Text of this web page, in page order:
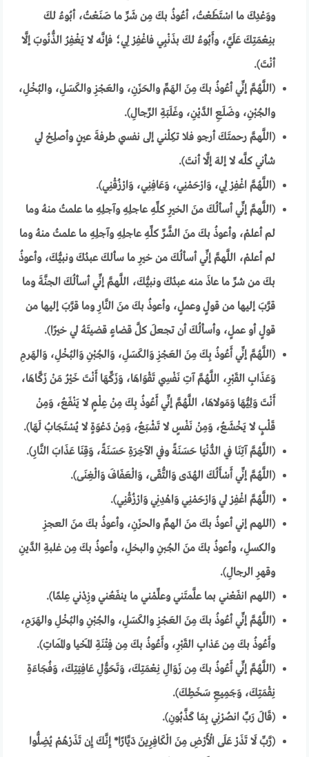
ووَعْدِكَ ما اسْتَطَعْتُ، أعُوذُ بكَ مِن شَرِّ ما صَنَعْتُ، أبُوءُ لكَ
بنِعْمَتِكَ عَلَيَّ، وأَبُوءُ لكَ بذَنْبِي فاغْفِرْ لِي؛ فإنَّه لا يَغْفِرُ الذُّنُوبَ إلَّا
أنْتَ).
(اللَّهُمَّ إنِّي أعُوذُ بكَ مِنَ الهَمِّ والحَزَنِ، والعَجْزِ والكَسَلِ، والبُخْلِ،
والجُبْنِ، وضَلَعِ الدَّيْنِ، وغَلَبَةِ الرِّجالِ).
(اللَّهمَّ رحمتَكَ أرجو فلا تكِلْني إلى نفسي طرفةَ عينٍ وأصلِحْ لي
شأني كلَّه لا إلهَ إلَّا أنتَ).
(اللَّهُمَّ اغْفِرْ لِي، وَارْحَمْنِي، وَعَافِنِي، وَارْزُقْنِي).
(اللَّهمَّ إنِّي أسألُكَ منَ الخيرِ كلِّهِ عاجلِهِ وآجلِهِ ما علمتُ منهُ وما
لم أعلمْ، وأعوذُ بكَ منَ الشَّرِّ كلِّهِ عاجلِهِ وآجلِهِ ما علمتُ منهُ وما
لم أعلمْ، اللَّهمَّ إنِّي أسألُكَ من خيرِ ما سألكَ عبدُكَ ونبيُّكَ، وأعوذُ
بكَ من شرِّ ما عاذَ منه عبدُكَ ونبيُّكَ، اللَّهمَّ إنِّي أسألُكَ الجنَّةَ وما
قرَّبَ إليها من قولٍ وعملٍ، وأعوذُ بكَ منَ النَّارِ وما قرَّبَ إليها من
قولٍ أو عملٍ، وأسألُكَ أن تجعلَ كلَّ قضاءٍ قضيتَهُ لي خيرًا).
(اللَّهُمَّ إنِّي أَعُوذُ بِكَ مِنَ العَجْزِ وَالكَسَلِ، وَالجُبْنِ وَالبُخْلِ، وَالهَرمِ
وَعَذَابِ القَبْرِ، اللَّهُمَّ آتِ نَفْسِي تَقْوَاهَا، وَزَكِّهَا أَنْتَ خَيْرُ مَنْ زَكَّاهَا،
أَنْتَ وَلِيُّهَا وَمَولاهَا، اللَّهُمَّ إنِّي أَعُوذُ بِكَ مِنْ عِلْمٍ لا يَنْفَعُ، وَمِنْ
قَلْبٍ لا يَخْشَعُ، وَمِنْ نَفْسٍ لا تَشْبَعُ، وَمِنْ دَعْوَةٍ لا يُسْتَجَابُ لَهَا).
(اللَّهُمَّ آتِنَا في الدُّنْيَا حَسَنَةً وفي الآخِرَةِ حَسَنَةً، وَقِنَا عَذَابَ النَّارِ).
(اللَّهُمَّ إنِّي أَسْأَلُكَ الهُدَى وَالتُّقَى، وَالْعَفَافَ وَالْغِنَى).
(اللَّهُمَّ اغْفِرْ لي وَارْحَمْنِي وَاهْدِنِي وَارْزُقْنِي).
(اللهم إني أعوذُ بكَ منَ الهمِّ والحزَنِ، وأعوذُ بكَ منَ العجزِ
والكسلِ، وأعوذُ بكَ منَ الجُبنِ والبخلِ، وأعوذُ بكَ مِن غلبةِ الدَّينِ
وقهرِ الرجالِ).
(اللهم انفَعْني بما علَّمتَني وعلِّمْني ما ينفَعُني وزِدْني عِلمًا).
(اللَّهُمَّ إنِّي أعُوذُ بكَ مِنَ العَجْزِ والكَسَلِ، والجُبْنِ والبُخْلِ والهَرَمِ،
وأَعُوذُ بكَ مِن عَذابِ القَبْرِ، وأَعُوذُ بكَ مِن فِتْنَةِ المَحْيا والمَماتِ).
(اللَّهُمَّ إنِّي أَعُوذُ بكَ مِن زَوَالِ نِعْمَتِكَ، وَتَحَوُّلِ عَافِيَتِكَ، وَفُجَاءَةِ
نِقْمَتِكَ، وَجَمِيعِ سَخَطِكَ).
(قَالَ رَبِّ انصُرْنِي بِمَا كَذَّبُونِ).
(رَّبِّ لَا تَذَرْ عَلَى الْأَرْضِ مِنَ الْكَافِرِينَ دَيَّارًا* إِنَّكَ إِن تَذَرْهُمْ يُضِلُّوا